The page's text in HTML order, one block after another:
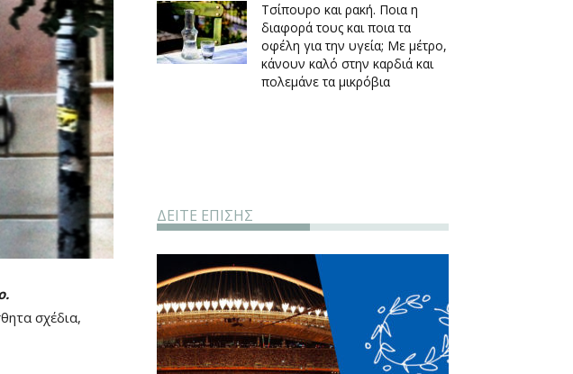
σχέδια,
Τσίπουρο και ρακή. Ποια η
διαφορά τους και ποια τα
οφέλη για την υγεία; Με μέτρο,
κάνουν καλό στην καρδιά και
πολεμάνε τα μικρόβια
ΔΕΙΤΕ ΕΠΙΣΗΣ